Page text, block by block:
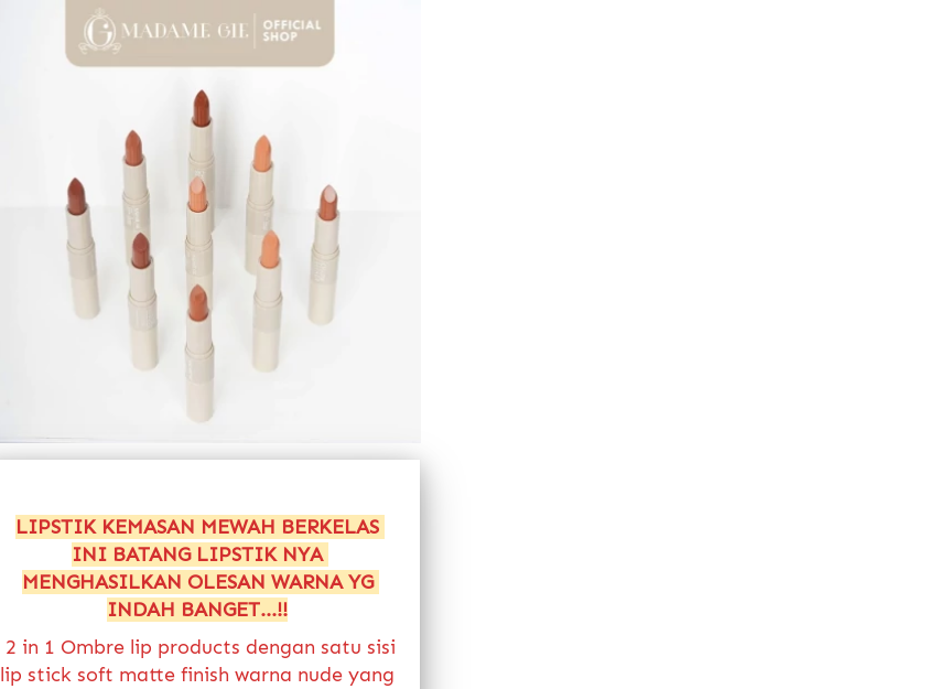
LIPSTIK KEMASAN MEWAH BERKELAS
INI BATANG LIPSTIK NYA
MENGHASILKAN OLESAN WARNA YG
INDAH BANGET...!!
2 in 1 Ombre lip products dengan satu sisi
lip stick soft matte finish warna nude yang